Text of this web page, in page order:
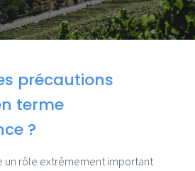
T
I
O
précautions
terme
?
un rôle extrêmement important